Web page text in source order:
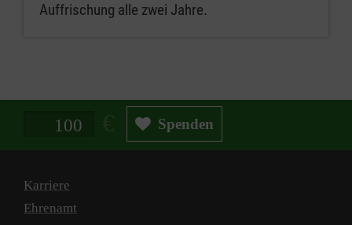
Auffrischung alle zwei Jahre.
Spendenbetrag in Euro Spenden
Karriere
Ehrenamt